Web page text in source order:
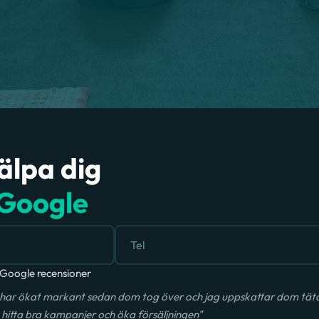
dig
recensioner
ökat markant sedan dom tog över och jag uppskattar dom
bra kampanjer och öka försäljningen"